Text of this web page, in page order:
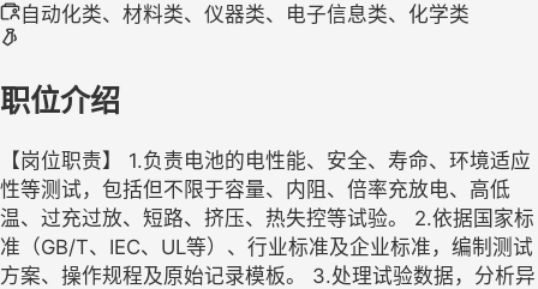
自动化类、材料类、仪器类、电子信息类、化学类
职位介绍
【岗位职责】 1.负责电池的电性能、安全、寿命、环境适应
性等测试，包括但不限于容量、内阻、倍率充放电、高低
温、过充过放、短路、挤压、热失控等试验。 2.依据国家标
准（GB/T、IEC、UL等）、行业标准及企业标准，编制测试
方案、操作规程及原始记录模板。 3.处理试验数据，分析异